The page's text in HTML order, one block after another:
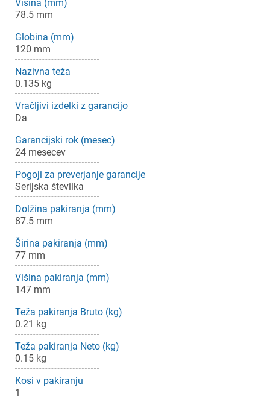
Višina (mm)
78.5 mm
Globina (mm)
120 mm
Nazivna teža
0.135 kg
Vračljivi izdelki z garancijo
Da
Garancijski rok (mesec)
24 mesecev
Pogoji za preverjanje garancije
Serijska številka
Dolžina pakiranja (mm)
87.5 mm
Širina pakiranja (mm)
77 mm
Višina pakiranja (mm)
147 mm
Teža pakiranja Bruto (kg)
0.21 kg
Teža pakiranja Neto (kg)
0.15 kg
Kosi v pakiranju
1
Prijava
Za dodajanje na seznam želja morate biti prijavljeni.